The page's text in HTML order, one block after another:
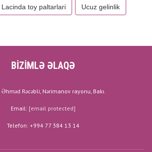
Lacinda toy paltarlari Ucuz gelinlik
BİZİMLƏ ƏLAQƏ
Əhməd Rəcəbli, Nərimanov rayonu, Bakı.
Email: [email protected]
Telefon: +994 77 384 13 14